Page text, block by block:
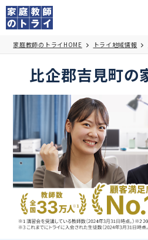
家庭教師のトライHOME トライ地域情報
比企郡吉見町の